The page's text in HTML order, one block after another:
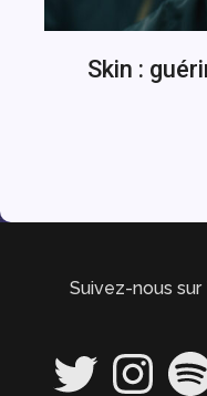
Skin :
Suivez-nous sur
Twitter Instagram